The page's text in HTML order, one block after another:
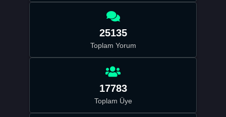
25135
Toplam Yorum
17783
Toplam Üye